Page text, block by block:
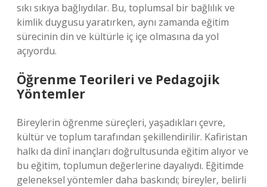
sıkı sıkıya bağlıydılar. Bu, toplumsal bir bağlılık ve
kimlik duygusu yaratırken, aynı zamanda eğitim
sürecinin din ve kültürle iç içe olmasına da yol
açıyordu.
Öğrenme Teorileri ve Pedagojik
Yöntemler
Bireylerin öğrenme süreçleri, yaşadıkları çevre,
kültür ve toplum tarafından şekillendirilir. Kafiristan
halkı da dinî inançları doğrultusunda eğitim alıyor ve
bu eğitim, toplumun değerlerine dayalıydı. Eğitimde
geleneksel yöntemler daha baskındı; bireyler, belirli